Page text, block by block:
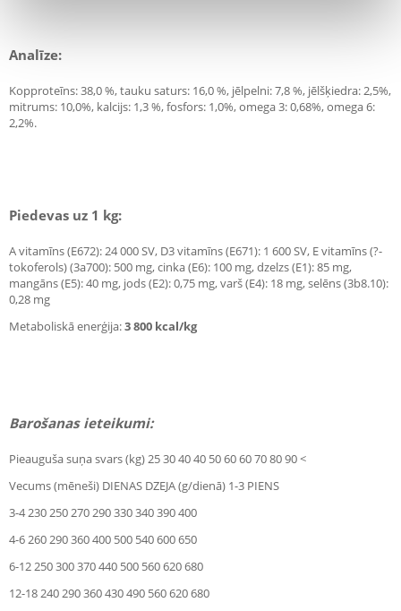
Analīze:
Kopproteīns: 38,0 %, tauku saturs: 16,0 %, jēlpelni: 7,8 %, jēlšķiedra: 2,5%,
mitrums: 10,0%, kalcijs: 1,3 %, fosfors: 1,0%, omega 3: 0,68%, omega 6:
2,2%.
Piedevas uz 1 kg:
A vitamīns (E672): 24 000 SV, D3 vitamīns (E671): 1 600 SV, E vitamīns (?-
tokoferols) (3a700): 500 mg, cinka (E6): 100 mg, dzelzs (E1): 85 mg,
mangāns (E5): 40 mg, jods (E2): 0,75 mg, varš (E4): 18 mg, selēns (3b8.10):
0,28 mg
Metaboliskā enerģija:3 800 kcal/kg
Barošanas ieteikumi:
Pieauguša suņa svars (kg) 25 30 40 40 50 60 60 70 80 90 <
Vecums (mēneši) DIENAS DZEJA (g/dienā) 1-3 PIENS
3-4 230 250 270 290 330 340 390 400
4-6 260 290 360 400 500 540 600 650
6-12 250 300 370 440 500 560 620 680
12-18 240 290 360 430 490 560 620 680